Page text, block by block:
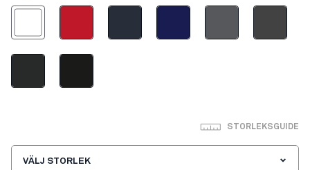
STORLEKSGUIDE
VÄLJ STORLEK